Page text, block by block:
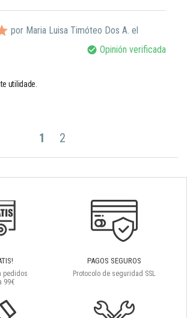
por Maria Luisa Timóteo Dos A. el
check_circle Opinión verificada
utilidade.
1 2
pedidos
99€
PAGOS SEGUROS
Protocolo de seguridad SSL